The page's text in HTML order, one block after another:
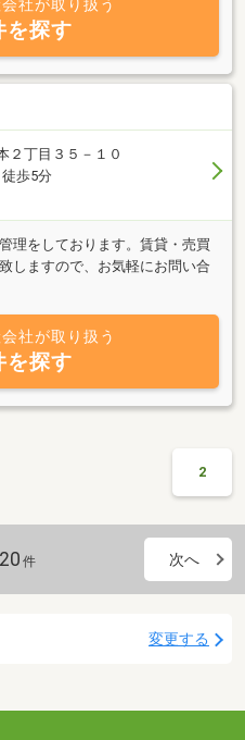
社が取り扱う
を探す
２丁目３５－１０
歩5分
理をしております。賃貸・売買
しますので、お気軽にお問い合
社が取り扱う
を探す
2
件 次へ
変更する